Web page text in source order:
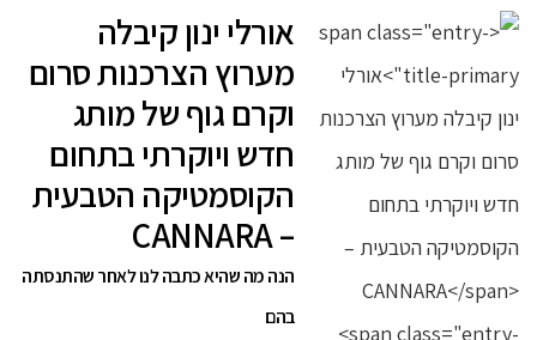
אורלי ינון קיבלה
מערוץ הצרכנות סרום
וקרם גוף של מותג
חדש ויוקרתי בתחום
הקוסמטיקה הטבעית
– CANNARA
הנה מה שהיא כתבה לנו לאחר שהתנסתה
בהם